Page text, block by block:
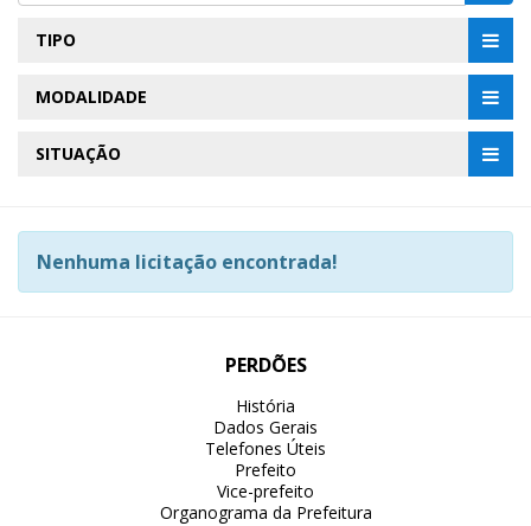
TIPO
MODALIDADE
SITUAÇÃO
Nenhuma licitação encontrada!
PERDÕES
História
Dados Gerais
Telefones Úteis
Prefeito
Vice-prefeito
Organograma da Prefeitura